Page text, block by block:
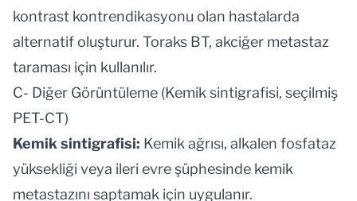
kontrast kontrendikasyonu olan hastalarda
alternatif oluşturur. Toraks BT, akciğer metastaz
taraması için kullanılır.
C- Diğer Görüntüleme (Kemik sintigrafisi, seçilmiş
PET-CT)
Kemik sintigrafisi: Kemik ağrısı, alkalen fosfataz
yüksekliği veya ileri evre şüphesinde kemik
metastazını saptamak için uygulanır.